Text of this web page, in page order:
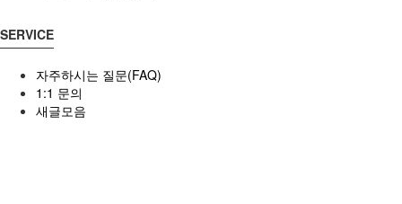
SERVICE
자주하시는 질문(FAQ)
1:1 문의
새글모음